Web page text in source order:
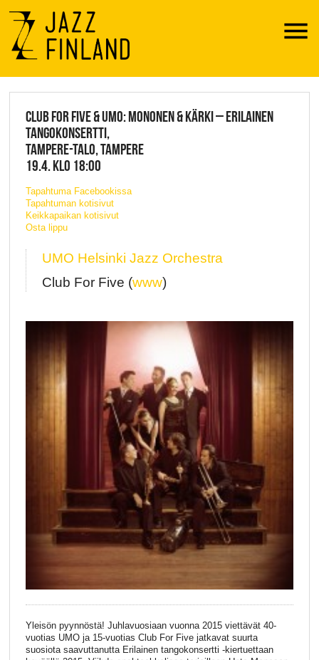
Menu
JAZZ FINLAND LIVE
CLUB FOR FIVE & UMO: MONONEN & KÄRKI – ERILAINEN
TANGOKONSERTTI,
TAMPERE-TALO, TAMPERE
19.4. KLO 18:00
Tapahtuma Facebookissa
Tapahtuman kotisivut
Keikkapaikan kotisivut
Osta lippu
UMO Helsinki Jazz Orchestra
Club For Five (www)
Yleisön pyynnöstä! Juhlavuosiaan vuonna 2015 viettävät 40-
vuotias UMO ja 15-vuotias Club For Five jatkavat suurta
suosiota saavuttanutta Erilainen tangokonsertti -kiertuettaan